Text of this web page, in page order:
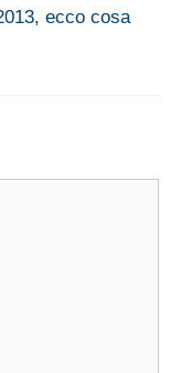
ecco cosa